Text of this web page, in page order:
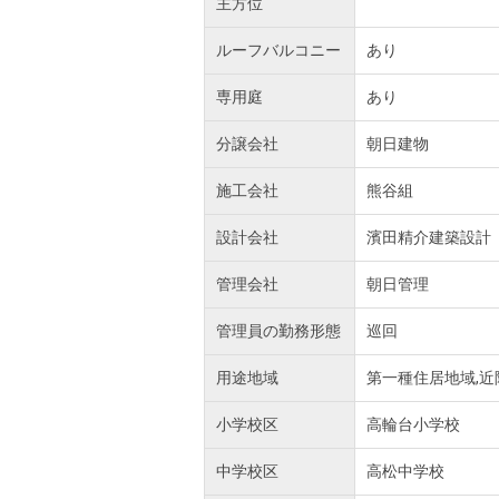
ルーフバルコニー あり
専用庭 あり
分譲会社 朝日建物
施工会社 熊谷組
設計会社 濱田精介建築設計
管理会社 朝日管理
管理員の勤務形態 巡回
用途地域 第一種住居地域,
小学校区 高輪台小学校
中学校区 高松中学校